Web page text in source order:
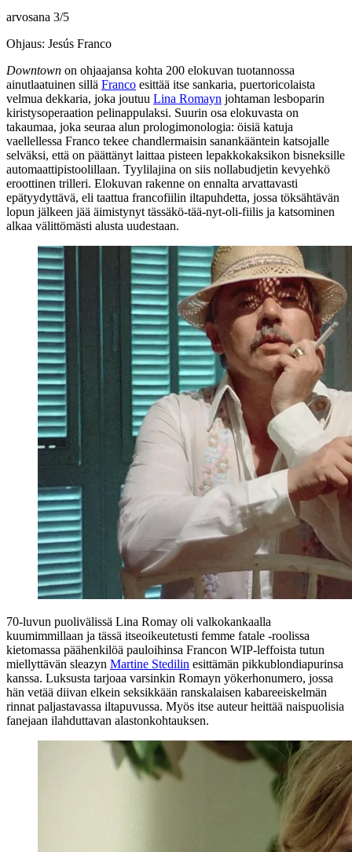
arvosana 3/5
Ohjaus: Jesús Franco
Downtown on ohjaajansa kohta 200 elokuvan tuotannossa
ainutlaatuinen sillä Franco esittää itse sankaria, puertoricolaista
velmua dekkaria, joka joutuu Lina Romayn johtaman lesboparin
kiristysoperaation pelinappulaksi. Suurin osa elokuvasta on
takaumaa, joka seuraa alun prologimonologia: öisiä katuja
vaellellessa Franco tekee chandlermaisin sanankääntein katsojalle
selväksi, että on päättänyt laittaa pisteen lepakkokaksikon bisneksille
automaattipistoolillaan. Tyylilajina on siis nollabudjetin kevyehkö
eroottinen trilleri. Elokuvan rakenne on ennalta arvattavasti
epätyydyttävä, eli taattua francofiilin iltapuhdetta, jossa töksähtävän
lopun jälkeen jää äimistynyt tässäkö‑tää‑nyt‑oli-fiilis ja katsominen
alkaa välittömästi alusta uudestaan.
70‑luvun puolivälissä Lina Romay oli valkokankaalla
kuumimmillaan ja tässä itseoikeutetusti femme fatale ‑roolissa
kietomassa päähenkilöä pauloihinsa Francon WIP‑leffoista tutun
miellyttävän sleazyn Martine Stedilin esittämän pikkublondiapurinsa
kanssa. Luksusta tarjoaa varsinkin Romayn yökerhonumero, jossa
hän vetää diivan elkein seksikkään ranskalaisen kabareeiskelmän
rinnat paljastavassa iltapuvussa. Myös itse auteur heittää naispuolisia
fanejaan ilahduttavan alastonkohtauksen.